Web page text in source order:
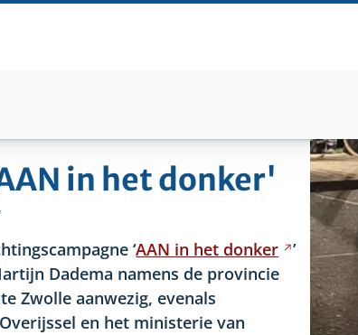
in het donker'
‘AAN in het donker
Verwijst
naar
een
andere
’
Dadema namens de provincie
Zwolle aanwezig, evenals
en het ministerie van